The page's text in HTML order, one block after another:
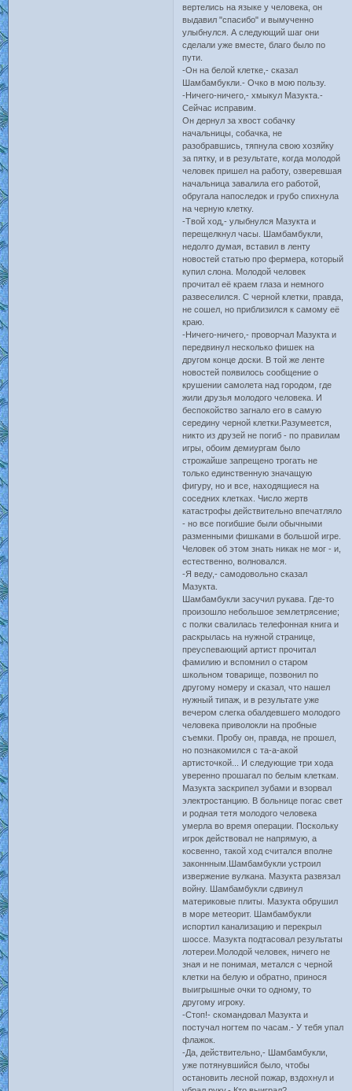
вертелись на языке у человека, он
выдавил "спасибо" и вымученно
улыбнулся. А следующий шаг они
сделали уже вместе, благо было по
пути.
-Он на белой клетке,- сказал
Шамбамбукли.- Очко в мою пользу.
-Ничего-ничего,- хмыкул Мазукта.-
Сейчас исправим.
Он дернул за хвост собачку
начальницы, собачка, не
разобравшись, тяпнула свою хозяйку
за пятку, и в результате, когда молодой
человек пришел на работу, озверевшая
начальница завалила его работой,
обругала напоследок и грубо спихнула
на черную клетку.
-Твой ход,- улыбнулся Мазукта и
перещелкнул часы. Шамбамбукли,
недолго думая, вставил в ленту
новостей статью про фермера, который
купил слона. Молодой человек
прочитал её краем глаза и немного
развеселился. С черной клетки, правда,
не сошел, но приблизился к самому её
краю.
-Ничего-ничего,- проворчал Мазукта и
передвинул несколько фишек на
другом конце доски. В той же ленте
новостей появилось сообщение о
крушении самолета над городом, где
жили друзья молодого человека. И
беспокойство загнало его в самую
середину черной клетки.Разумеется,
никто из друзей не погиб - по правилам
игры, обоим демиургам было
строжайше запрещено трогать не
только единственную значащую
фигуру, но и все, находящиеся на
соседних клетках. Число жертв
катастрофы действительно впечатляло
- но все погибшие были обычными
разменными фишками в большой игре.
Человек об этом знать никак не мог - и,
естественно, волновался.
-Я веду,- самодовольно сказал
Мазукта.
Шамбамбукли засучил рукава. Где-то
произошло небольшое землетрясение;
с полки свалилась телефонная книга и
раскрылась на нужной странице,
преуспевающий артист прочитал
фамилию и вспомнил о старом
школьном товарище, позвонил по
другому номеру и сказал, что нашел
нужный типаж, и в результате уже
вечером слегка обалдевшего молодого
человека приволокли на пробные
съемки. Пробу он, правда, не прошел,
но познакомился с та-а-акой
артисточкой... И следующие три хода
уверенно прошагал по белым клеткам.
Мазукта заскрипел зубами и взорвал
электростанцию. В больнице погас свет
и родная тетя молодого человека
умерла во время операции. Поскольку
игрок действовал не напрямую, а
косвенно, такой ход считался вполне
законнным.Шамбамбукли устроил
извержение вулкана. Мазукта развязал
войну. Шамбамбукли сдвинул
материковые плиты. Мазукта обрушил
в море метеорит. Шамбамбукли
испортил канализацию и перекрыл
шоссе. Мазукта подтасовал результаты
лотереи.Молодой человек, ничего не
зная и не понимая, метался с черной
клетки на белую и обратно, принося
выигрышные очки то одному, то
другому игроку.
-Стоп!- скомандовал Мазукта и
постучал ногтем по часам.- У тебя упал
флажок.
-Да, действительно,- Шамбамбукли,
уже потянувшийся было, чтобы
остановить лесной пожар, вздохнул и